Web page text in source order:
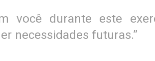
você durante este
necessidades futuras.”